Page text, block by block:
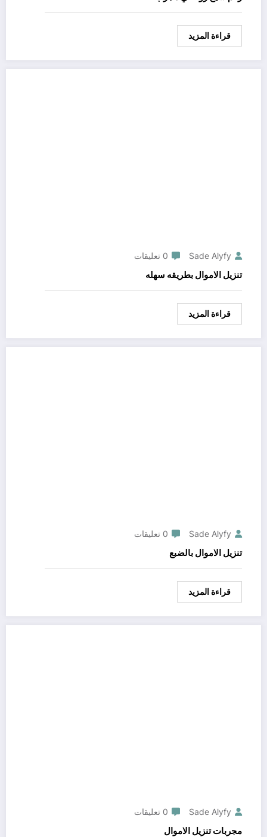
قراءة المزيد
Sade Alyfy 0 تعليقات
تنزيل الاموال بطريقه سهله
قراءة المزيد
Sade Alyfy 0 تعليقات
تنزيل الاموال بالضبع
قراءة المزيد
Sade Alyfy 0 تعليقات
مجربات تنزيل الاموال